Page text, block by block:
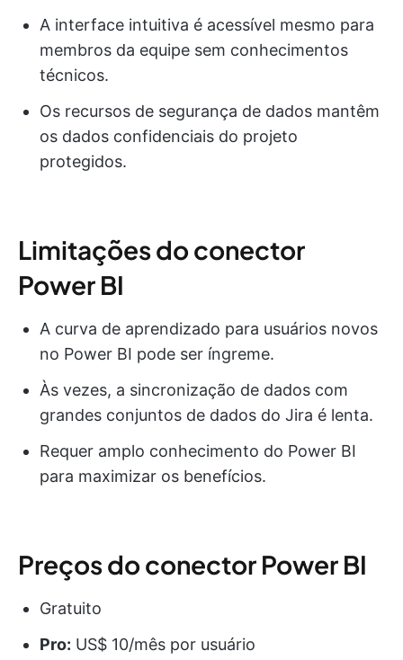
A interface intuitiva é acessível mesmo para
membros da equipe sem conhecimentos
técnicos.
Os recursos de segurança de dados mantêm
os dados confidenciais do projeto
protegidos.
Limitações do conector
Power BI
A curva de aprendizado para usuários novos
no Power BI pode ser íngreme.
Às vezes, a sincronização de dados com
grandes conjuntos de dados do Jira é lenta.
Requer amplo conhecimento do Power BI
para maximizar os benefícios.
Preços do conector Power BI
Gratuito
Pro: US$ 10/mês por usuário